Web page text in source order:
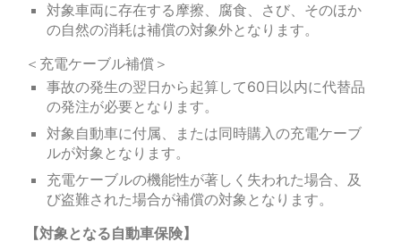
対象車両に存在する摩擦、腐食、さび、そのほか
の自然の消耗は補償の対象外となります。
＜充電ケーブル補償＞
事故の発生の翌日から起算して60日以内に代替品
の発注が必要となります。
対象自動車に付属、または同時購入の充電ケーブ
ルが対象となります。
充電ケーブルの機能性が著しく失われた場合、及
び盗難された場合が補償の対象となります。
【対象となる自動車保険】